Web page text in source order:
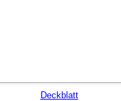
Deckblatt